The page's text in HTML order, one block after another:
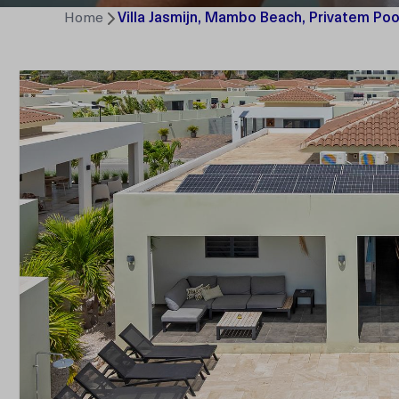
Home Villa Jasmijn, Mambo Beach, Privatem